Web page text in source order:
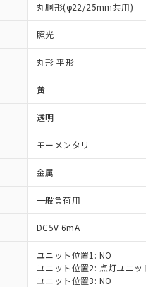
丸胴形(φ22/25mm共用)
照光
丸形 平形
黄
透明
モーメンタリ
金属
一般負荷用
DC5V 6mA
ユニット位置1: NO
ユニット位置2: 点灯ユニット
ユニット位置3: NO